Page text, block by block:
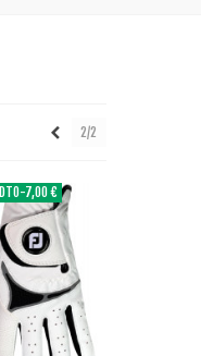
Anterior
2/2
DTO-7,00 €